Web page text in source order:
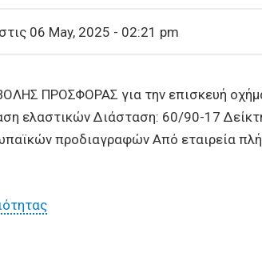
06 May, 2025 - 02:21 pm
ΠΡΟΣΦΟΡΑΣ για την επισκευή
ελαστικών Διάσταση: 60/90-17
προδιαγραφών Από εταιρεία